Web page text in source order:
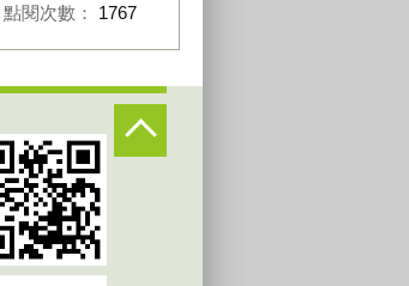
點閱次數： 1767